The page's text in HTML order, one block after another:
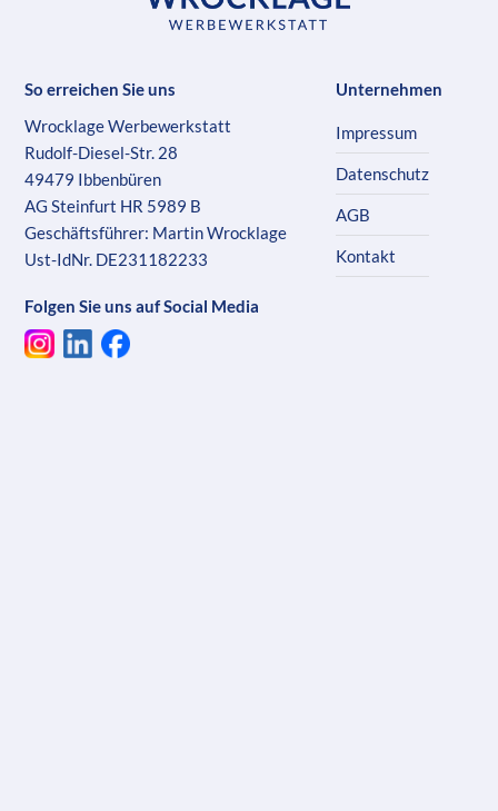
So erreichen Sie uns
Wrocklage Werbewerkstatt
Rudolf-Diesel-Str. 28
49479 Ibbenbüren
AG Steinfurt HR 5989 B
Geschäftsführer: Martin Wrocklage
Ust-IdNr. DE231182233
Folgen Sie uns auf Social Media
Unternehmen
Impressum
Datenschutz
AGB
Kontakt